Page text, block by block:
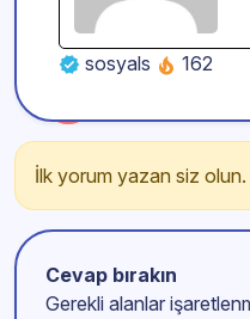
sosyals 162
İlk yorum yazan siz olun.
Cevap bırakın
Gerekli alanlar